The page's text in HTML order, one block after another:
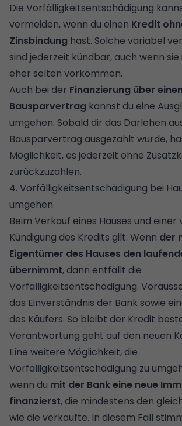
Die Vorfälligkeitsentschädigung
vermeiden, wenn du einen Kredit
Zinsbindung hast. Solche variabel
sind jederzeit kündbar, auch wenn sie
eher selten vorkommen.
Auch bei der Finanzierung über einen
Bausparvertrag kannst du eine
umgehen. Sobald dir das Darlehen
Bausparvertrag ausgezahlt wurde,
Möglichkeit, es jederzeit ohne
zurückzuzahlen.
4. Vorfälligkeitsentschädigung bei
umgehen
Beim Verkauf eines Hauses und einer
Kündigung des Kredits gilt: Wenn der
Eigentümer des Hauses den
übernimmt, dann entfällt die
Vorfälligkeitsentschädigung.
das Einverständnis der Bank sowie
des Käufers. So bleibt der Kredit
Verantwortung geht auf den neuen
Eine weitere Möglichkeit, die
Vorfälligkeitsentschädigung zu
wenn du mit der Bank eine neue
finanzierst, die mindestens den
wie die verkaufte. In diesem Fall